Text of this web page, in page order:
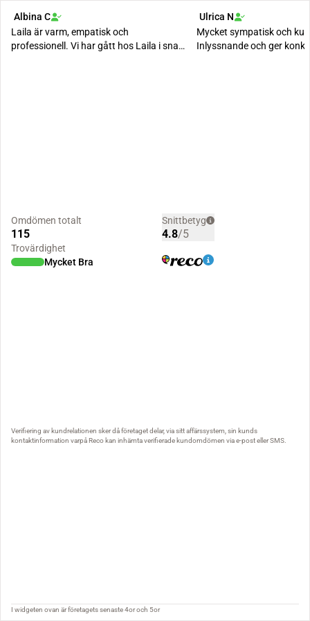
Albina C
Laila är varm, empatisk och
professionell. Vi har gått hos Laila i snart
Ulrica N
Mycket sympatisk och
Inlyssnande och ger
Omdömen totalt
115
Snittbetyg
4.8/5
Trovärdighet
Mycket Bra
Verifiering av kundrelationen sker då företaget delar, via sitt affärssystem, sin kunds
kontaktinformation varpå Reco kan inhämta verifierade kundomdömen via e-post eller SMS.
I widgeten ovan är företagets senaste 4or och 5or